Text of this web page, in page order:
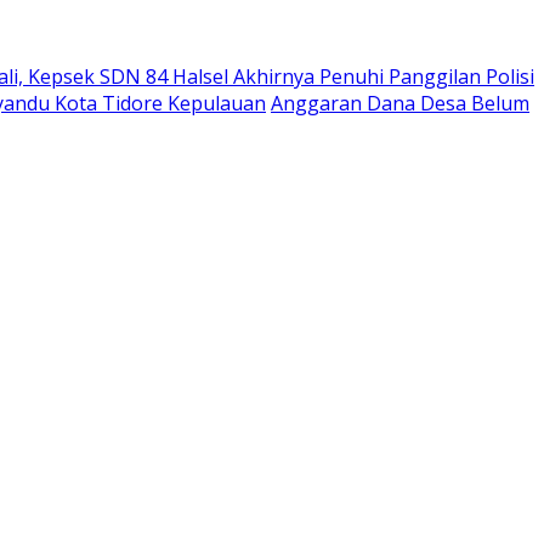
Kepsek SDN 84 Halsel Akhirnya Penuhi Panggilan Polisi
Kota Tidore Kepulauan Anggaran Dana Desa Belum